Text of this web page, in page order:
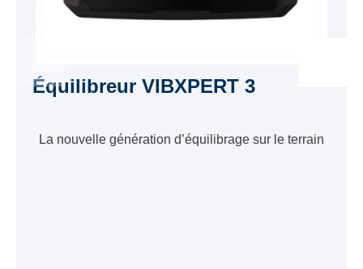
Équilibreur VIBXPERT 3
La nouvelle génération d’équilibrage sur le terrain